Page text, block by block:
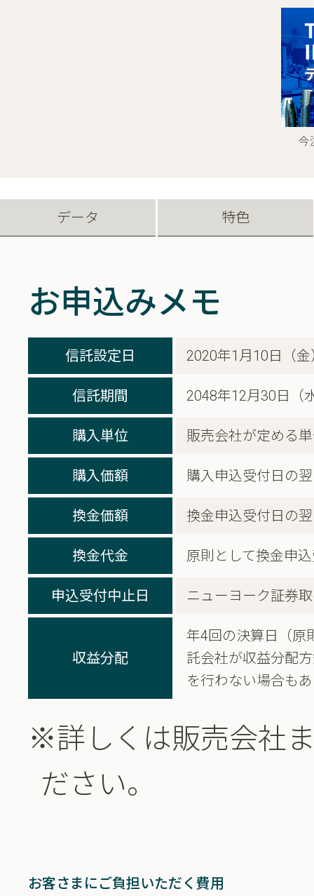
今
データ 特色
お申込みメモ
信託設定日 2020年1月10日（金
信託期間 2048年12月30日（
購入単位 販売会社が定める
購入価額 購入申込受付日の
換金価額 換金申込受付日の
換金代金 原則として換金申
申込受付中止日 ニューヨーク証券
収益分配
年4回の決算日（原
託会社が収益分配
を行わない場合も
※詳しくは販売会社
ださい。
お客さまにご負担いただく費用